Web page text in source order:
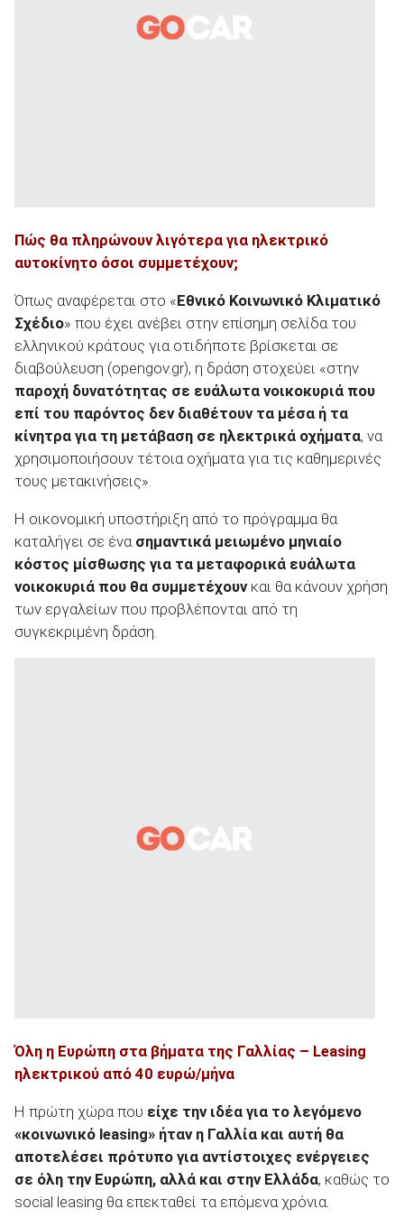
Πώς θα πληρώνουν λιγότερα για ηλεκτρικό
αυτοκίνητο όσοι συμμετέχουν;
Όπως αναφέρεται στο «Εθνικό Κοινωνικό Κλιματικό
Σχέδιο» που έχει ανέβει στην επίσημη σελίδα του
ελληνικού κράτους για οτιδήποτε βρίσκεται σε
διαβούλευση (opengov.gr), η δράση στοχεύει «στην
παροχή δυνατότητας σε ευάλωτα νοικοκυριά που
επί του παρόντος δεν διαθέτουν τα μέσα ή τα
κίνητρα για τη μετάβαση σε ηλεκτρικά οχήματα, να
χρησιμοποιήσουν τέτοια οχήματα για τις καθημερινές
τους μετακινήσεις».
Η οικονομική υποστήριξη από το πρόγραμμα θα
καταλήγει σε ένα σημαντικά μειωμένο μηνιαίο
κόστος μίσθωσης για τα μεταφορικά ευάλωτα
νοικοκυριά που θα συμμετέχουνκαι θα κάνουν χρήση
των εργαλείων που προβλέπονται από τη
συγκεκριμένη δράση.
Όλη η Ευρώπη στα βήματα της Γαλλίας – Leasing
ηλεκτρικού από 40 ευρώ/μήνα
Η πρώτη χώρα που είχε την ιδέα για το λεγόμενο
«κοινωνικό leasing» ήταν η Γαλλία και αυτή θα
αποτελέσει πρότυπο για αντίστοιχες ενέργειες
σε όλη την Ευρώπη, αλλά και στην Ελλάδα, καθώς το
social leasing θα επεκταθεί τα επόμενα χρόνια.